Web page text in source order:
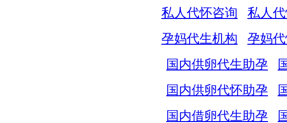
私人代怀咨询
私人
孕妈代生机构
孕妈
国内供卵代生助孕
国内供卵代怀助孕
国内借卵代生助孕